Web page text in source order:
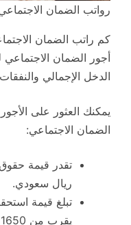
رواتب الضمان
كم راتب الضمان
أجور الضمان الاجتماعي
الدخل الإجمالي
يمكنك العثور على
الضمان الاجتماعي:
ريال سعودي.
تبلغ قيمة
يقرب من 1650 ريالًا سعوديًا.